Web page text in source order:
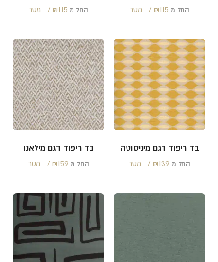
החל מ ₪115 /‏‏‎ ‎- מטר החל מ ₪115 /‏‏‎ ‎- מטר
בד ריפוד דגם מיניסוטה
החל מ ₪139 /‏‏‎ ‎- מטר
בד ריפוד דגם מילאנו
החל מ ₪159 /‏‏‎ ‎- מטר